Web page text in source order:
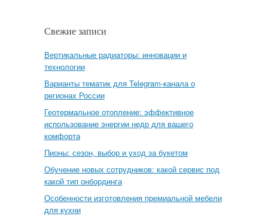
Свежие записи
Вертикальные радиаторы: инновации и
технологии
Варианты тематик для Telegram-канала о
регионах России
Геотермальное отопление: эффективное
использование энергии недр для вашего
комфорта
Пионы: сезон, выбор и уход за букетом
Обучение новых сотрудников: какой сервис под
какой тип онбординга
Особенности изготовления премиальной мебели
для кухни